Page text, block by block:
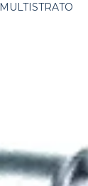
MULTISTRATO